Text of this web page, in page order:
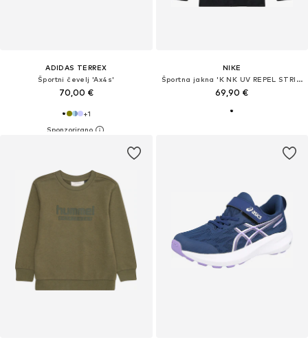
ADIDAS TERREX
Športni čevelj 'Ax4s'
70,00 €
+1
NIKE
Športna jakna 'K NK UV REPEL STRIDE JACKET'
69,90 €